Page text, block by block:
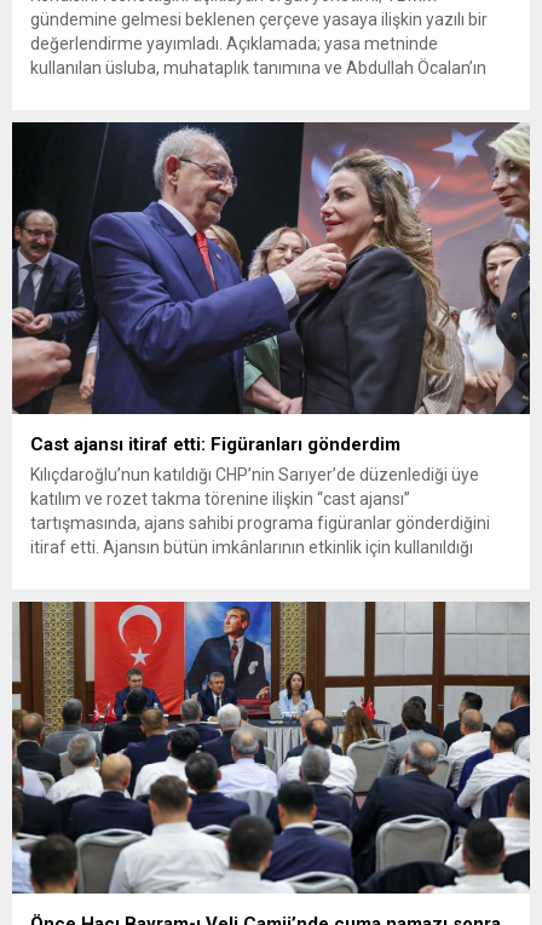
gündemine gelmesi beklenen çerçeve yasaya ilişkin yazılı bir
değerlendirme yayımladı. Açıklamada; yasa metninde
kullanılan üsluba, muhataplık tanımına ve Abdullah Öcalan’ın
alınan kararların ve çıkan yasanın gereklerini yerine getirmek
mümkün değildir....
Cast ajansı itiraf etti: Figüranları gönderdim
Kılıçdaroğlu’nun katıldığı CHP’nin Sarıyer’de düzenlediği üye
katılım ve rozet takma törenine ilişkin “cast ajansı”
tartışmasında, ajans sahibi programa figüranlar gönderdiğini
itiraf etti. Ajansın bütün imkânlarının etkinlik için kullanıldığı
Gazeteci Sinan Burhan, CHP’nin Sarıyer’de gerçekleştirdiği üye
katılım...